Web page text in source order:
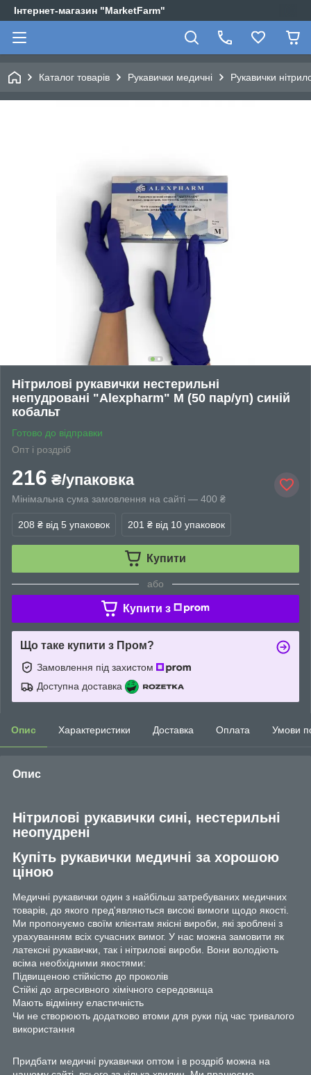
Інтернет-магазин "MarketFarm"
Каталог товарів Рукавички медичні Рукавички
Нітрилові рукавички нестерильні
непудровані "Alexpharm" M (50 пар/уп) синій
кобальт
Готово до відправки
Опт і роздріб
216 ₴/упаковка
Мінімальна сума замовлення на сайті — 400 ₴
208 ₴ від 5 упаковок 201 ₴ від 10 упаковок
Купити
або
Купити з
Що таке купити з Пром?
Замовлення під захистом
Доступна доставка
Опис Характеристики Доставка Оплата Умови
Опис
Нітрилові рукавички сині, нестерильні
неопудрені
Купіть рукавички медичні за хорошою
ціною
Медичні рукавички один з найбільш затребуваних медичних
товарів, до якого пред'являються високі вимоги щодо якості.
Ми пропонуємо своїм клієнтам якісні вироби, які зроблені з
урахуванням всіх сучасних вимог. У нас можна замовити як
латексні рукавички, так і нітрилові вироби. Вони володіють
всіма необхідними якостями:
Підвищеною стійкістю до проколів
Стійкі до агресивного хімічного середовища
Мають відмінну еластичність
Чи не створюють додатково втоми для руки під час тривалого
використання
Придбати медичні рукавички оптом і в роздріб можна на